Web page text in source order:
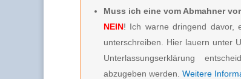
Muss ich eine vom Abmahner
NEIN! Ich warne dringend davor,
unterschreiben. Hier lauern unter
Unterlassungserklärung
abzugeben werden. Weitere